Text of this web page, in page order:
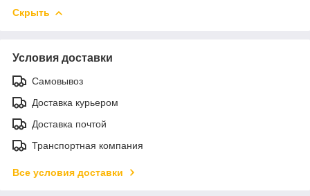
Скрыть
Условия доставки
Самовывоз
Доставка курьером
Доставка почтой
Транспортная компания
Все условия доставки